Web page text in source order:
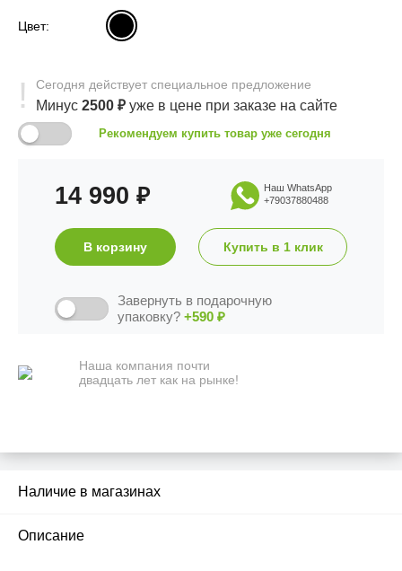
Цвет:
Сегодня действует специальное предложение
Минус 2500 ₽ уже в цене при заказе на сайте
Рекомендуем купить товар уже сегодня
14 990 ₽
Наш WhatsApp
+79037880488
В корзину Купить в 1 клик
Завернуть в подарочную
упаковку? +590 ₽
Наша компания почти
двадцать лет как на рынке!
Наличие в магазинах
Описание